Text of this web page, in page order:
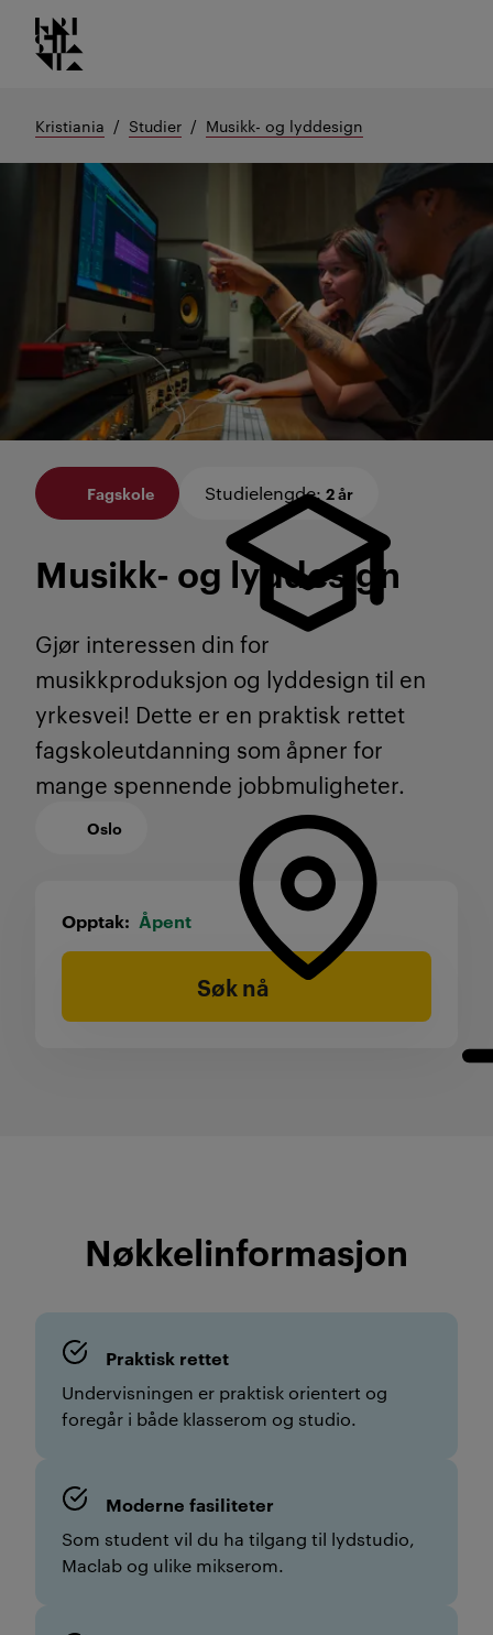
Gå
til
Kristiania logo
Kristiania Studier Musikk- og lyddesign
Fagskole Studielengde: 2 år
Musikk- og lyddesign
Gjør interessen din for
musikkproduksjon og lyddesign til en
yrkesvei! Dette er en praktisk rettet
fagskoleutdanning som åpner for
mange spennende jobbmuligheter.
Oslo
Opptak Åpent
Søk nå
Nøkkelinformasjon
Praktisk rettet
Undervisningen er praktisk orientert og
foregår i både klasserom og studio.
Moderne fasiliteter
Som student vil du ha tilgang til lydstudio,
Maclab og ulike mikserom.